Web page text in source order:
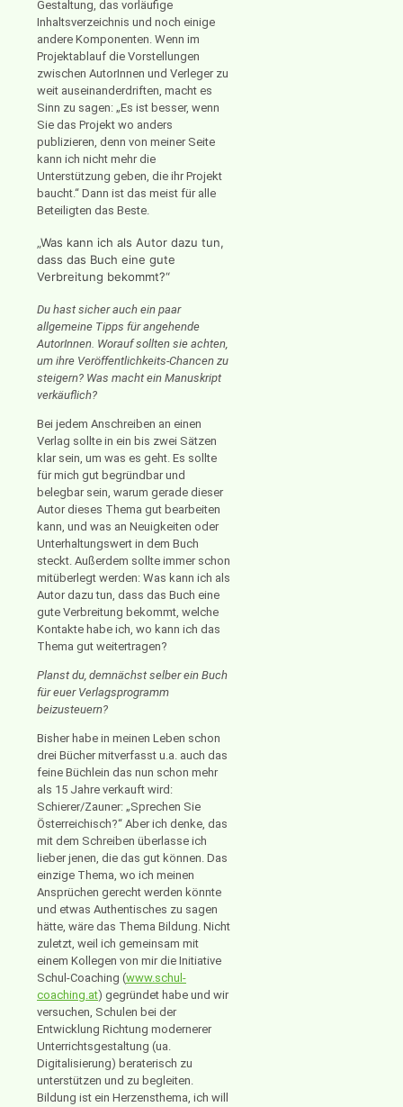
Gestaltung, das vorläufige
Inhaltsverzeichnis und noch einige
andere Komponenten. Wenn im
Projektablauf die Vorstellungen
zwischen AutorInnen und Verleger zu
weit auseinanderdriften, macht es
Sinn zu sagen: „Es ist besser, wenn
Sie das Projekt wo anders
publizieren, denn von meiner Seite
kann ich nicht mehr die
Unterstützung geben, die ihr Projekt
baucht.“ Dann ist das meist für alle
Beteiligten das Beste.
„Was kann ich als Autor dazu tun,
dass das Buch eine gute
Verbreitung bekommt?“
Du hast sicher auch ein paar
allgemeine Tipps für angehende
AutorInnen. Worauf sollten sie achten,
um ihre Veröffentlichkeits-Chancen zu
steigern? Was macht ein Manuskript
verkäuflich?
Bei jedem Anschreiben an einen
Verlag sollte in ein bis zwei Sätzen
klar sein, um was es geht. Es sollte
für mich gut begründbar und
belegbar sein, warum gerade dieser
Autor dieses Thema gut bearbeiten
kann, und was an Neuigkeiten oder
Unterhaltungswert in dem Buch
steckt. Außerdem sollte immer schon
mitüberlegt werden: Was kann ich als
Autor dazu tun, dass das Buch eine
gute Verbreitung bekommt, welche
Kontakte habe ich, wo kann ich das
Thema gut weitertragen?
Planst du, demnächst selber ein Buch
für euer Verlagsprogramm
beizusteuern?
Bisher habe in meinen Leben schon
drei Bücher mitverfasst u.a. auch das
feine Büchlein das nun schon mehr
als 15 Jahre verkauft wird:
Schierer/Zauner: „Sprechen Sie
Österreichisch?“ Aber ich denke, das
mit dem Schreiben überlasse ich
lieber jenen, die das gut können. Das
einzige Thema, wo ich meinen
Ansprüchen gerecht werden könnte
und etwas Authentisches zu sagen
hätte, wäre das Thema Bildung. Nicht
zuletzt, weil ich gemeinsam mit
einem Kollegen von mir die Initiative
Schul-Coaching (www.schul-
coaching.at) gegründet habe und wir
versuchen, Schulen bei der
Entwicklung Richtung modernerer
Unterrichtsgestaltung (ua.
Digitalisierung) beraterisch zu
unterstützen und zu begleiten.
Bildung ist ein Herzensthema, ich will